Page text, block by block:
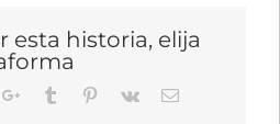
esta historia, elija
Google+Tumblr Pinterest
Vk Email